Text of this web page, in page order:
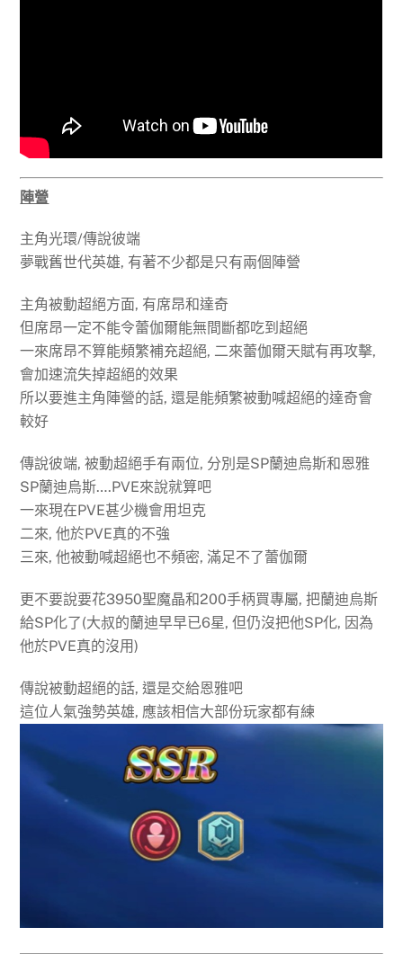
陣營
主角光環/傳說彼端
夢戰舊世代英雄, 有著不少都是只有兩個陣營
主角被動超絕方面, 有席昂和達奇
但席昂一定不能令蕾伽爾能無間斷都吃到超絕
一來席昂不算能頻繁補充超絕, 二來蕾伽爾天賦有再攻擊,
會加速流失掉超絕的效果
所以要進主角陣營的話, 還是能頻繁被動喊超絕的達奇會
較好
傳說彼端, 被動超絕手有兩位, 分別是SP蘭迪烏斯和恩雅
SP蘭迪烏斯….PVE來說就算吧
一來現在PVE甚少機會用坦克
二來, 他於PVE真的不強
三來, 他被動喊超絕也不頻密, 滿足不了蕾伽爾
更不要說要花3950聖魔晶和200手柄買專屬, 把蘭迪烏斯
給SP化了(大叔的蘭迪早早已6星, 但仍沒把他SP化, 因為
他於PVE真的沒用)
傳說被動超絕的話, 還是交給恩雅吧
這位人氣強勢英雄, 應該相信大部份玩家都有練